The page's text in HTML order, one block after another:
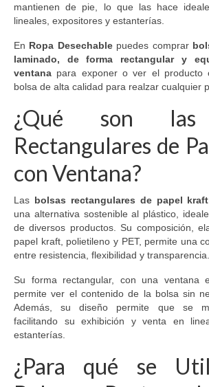
mantienen de pie, lo que las hace
lineales, expositores y estanterías.
En Ropa Desechablepuedes comprar
laminado, de forma rectangular y
ventana para exponer o ver el producto
bolsa de alta calidad para realzar cualquier
¿Qué son las
Rectangulares de
con Ventana?
Las bolsas rectangulares de papel
una alternativa sostenible al plástico,
de diversos productos. Su composición,
papel kraft, polietileno y PET, permite una
entre resistencia, flexibilidad y transparencia.
Su forma rectangular, con una ventana
permite ver el contenido de la bolsa sin
Además, su diseño permite que se
facilitando su exhibición y venta en
estanterías.
¿Para qué se